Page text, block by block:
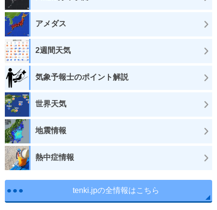
アメダス
2週間天気
気象予報士のポイント解説
世界天気
地震情報
熱中症情報
tenki.jpの全情報はこちら